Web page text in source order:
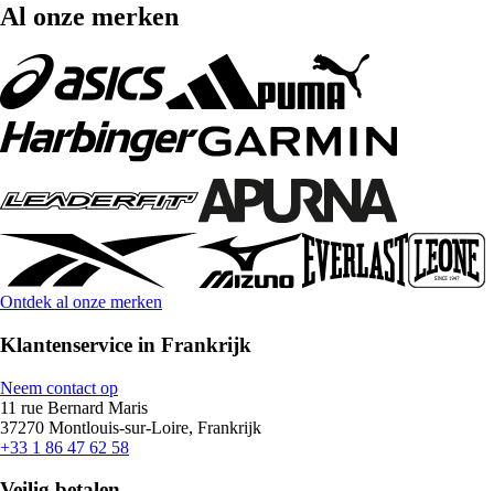
Al onze merken
Ontdek al onze merken
Klantenservice in Frankrijk
Neem contact op
11 rue Bernard Maris
37270 Montlouis-sur-Loire, Frankrijk
+33 1 86 47 62 58